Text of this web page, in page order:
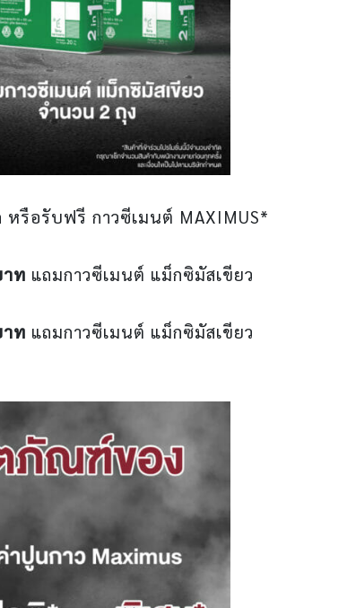
รือรับฟรี กาวซีเมนต์ MAXIMUS*
ท แถมกาวซีเมนต์ แม็กซิมัสเขียว
ท แถมกาวซีเมนต์ แม็กซิมัสเขียว